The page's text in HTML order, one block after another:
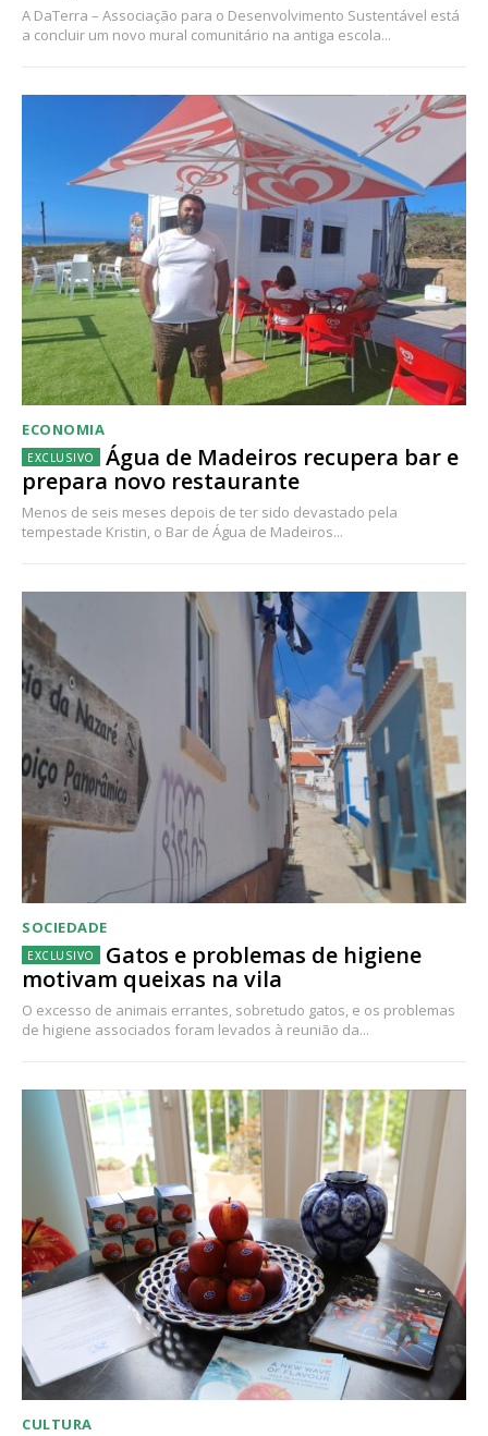
A DaTerra – Associação para o Desenvolvimento Sustentável está
a concluir um novo mural comunitário na antiga escola...
ECONOMIA
Água de Madeiros recupera bar e
prepara novo restaurante
Menos de seis meses depois de ter sido devastado pela
tempestade Kristin, o Bar de Água de Madeiros...
SOCIEDADE
Gatos e problemas de higiene
motivam queixas na vila
O excesso de animais errantes, sobretudo gatos, e os problemas
de higiene associados foram levados à reunião da...
CULTURA